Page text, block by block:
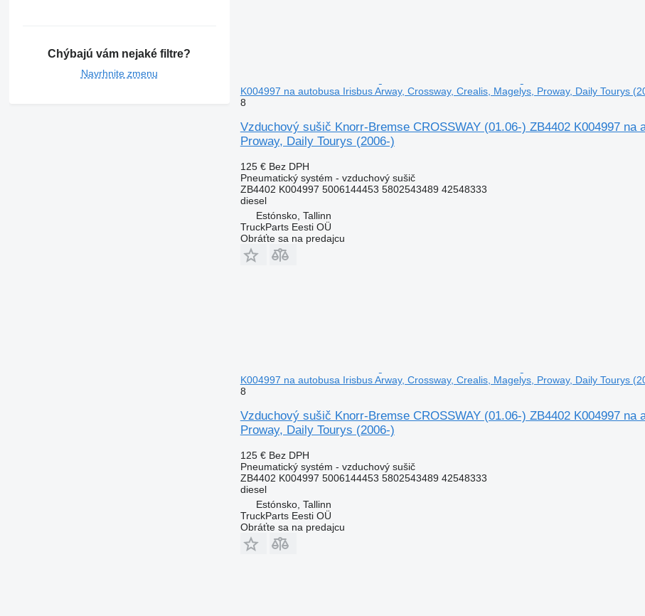
Chýbajú vám nejaké filtre?
Navrhnite zmenu
K004997 na autobusa Irisbus Arway, Crossway, Crealis, Magelys, Proway, Daily Tourys
8
Vzduchový sušič Knorr-Bremse CROSSWAY (01.06-) ZB4402 K004997
Proway, Daily Tourys (2006-)
125 € Bez DPH
Pneumatický systém - vzduchový sušič
ZB4402 K004997 5006144453 5802543489 42548333
diesel
Estónsko, Tallinn
TruckParts Eesti OÜ
Obráťte sa na predajcu
K004997 na autobusa Irisbus Arway, Crossway, Crealis, Magelys, Proway, Daily Tourys
8
Vzduchový sušič Knorr-Bremse CROSSWAY (01.06-) ZB4402 K004997
Proway, Daily Tourys (2006-)
125 € Bez DPH
Pneumatický systém - vzduchový sušič
ZB4402 K004997 5006144453 5802543489 42548333
diesel
Estónsko, Tallinn
TruckParts Eesti OÜ
Obráťte sa na predajcu